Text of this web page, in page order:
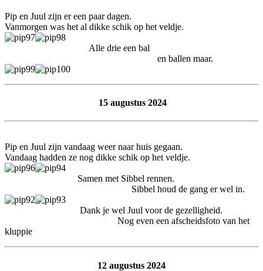
Pip en Juul zijn er een paar dagen.
Vanmorgen was het al dikke schik op het veldje.
Alle drie een bal
en ballen maar.
15 augustus 2024
Pip en Juul zijn vandaag weer naar huis gegaan.
Vandaag hadden ze nog dikke schik op het veldje.
Samen met Sibbel rennen.
Sibbel houd de gang er wel in.
Dank je wel Juul voor de gezelligheid.
Nog even een afscheidsfoto van het
kluppie
12 augustus 2024